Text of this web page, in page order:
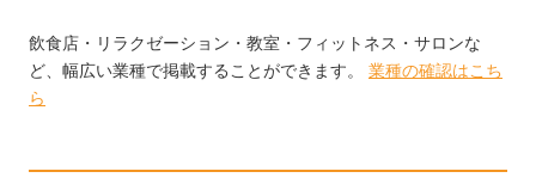
飲食店・リラクゼーション・教室・フィットネス・サロンな
ど、幅広い業種で掲載することができます。 業種の確認はこち
ら